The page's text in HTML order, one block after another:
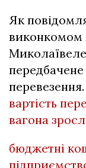
Як
виконкомом
передбачене
вартість
вагона
бюджетні